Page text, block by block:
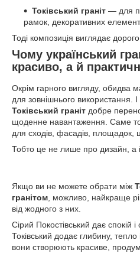
Токівський граніт — для
рамок, декоративних
Тоді композиція виглядає дорого,
Чому український
красиво, а й
Окрім гарного вигляду, обидва
для зовнішнього використання. І
Токівський граніт добре
щоденне навантаження. Саме
для сходів, фасадів, площадок,
Тобто це не лише про дизайн, а й
Якщо ви не можете обрати між
гранітом, можливо, найкраще
від жодного з них.
Сірий Покостівський дає спокій
Токівський додає глибину,
вони створюють красиве,